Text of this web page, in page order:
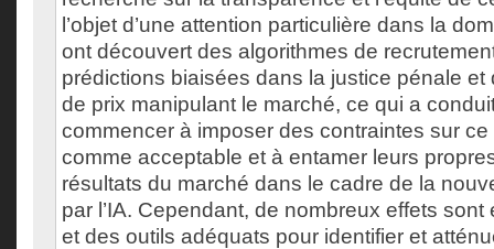
l’objet d’une attention particulière dans la
ont découvert des algorithmes de
prédictions biaisées dans la justice pénale et
de prix manipulant le marché, ce qui a
commencer à imposer des contraintes sur
comme acceptable et à entamer leurs
résultats du marché dans le cadre de la
par l’IA. Cependant, de nombreux effets
et des outils adéquats pour identifier et